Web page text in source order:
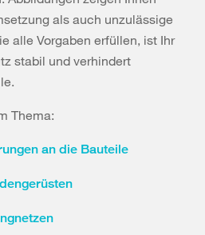
als auch unzulässige
alle Vorgaben erfüllen, ist Ihr
stabil und verhindert
Thema:
an die Bauteile